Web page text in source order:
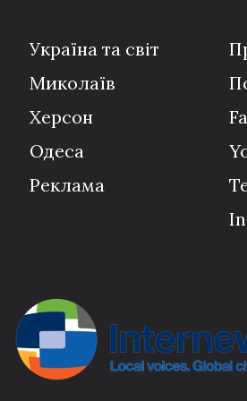
Україна та світ
Миколаїв
Херсон
Одеса
Реклама